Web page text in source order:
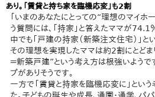
あり。「賃貸と持ち家を臨機応変」も2割
「いまのあなたにとっての“理想のマイホ
う質問には、「持家」と答えたママが74.1
中でも「戸建の持家（新築注文住宅）」と
その理想を実現したママは約2割にとどま
＝新築戸建”という考え方は根強いようで
プがありそうです。
一方で「賃貸と持家を臨機応変に」とい